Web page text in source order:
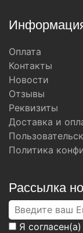
Оплата
Контакты
Новости
Отзывы
Реквизиты
Доставка и
Политика
Рассылка
Я